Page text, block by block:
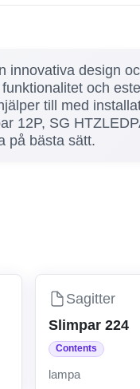
design
och
till med
12P, SG
på bästa sätt.
Sagitter
Slimpar 224
Contents
lampa